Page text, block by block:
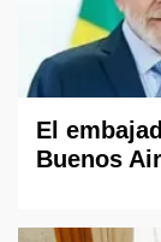
El
Buenos